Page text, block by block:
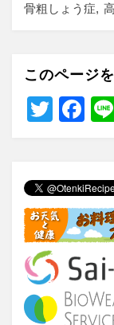
骨粗しょう症
このページ
T
er
F
e
b
o
o
k